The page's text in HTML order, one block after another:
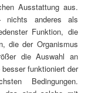
Ausstattung aus.
nichts anderes als
Funktion, die
die der Organismus
die Auswahl an
funktioniert der
Bedingungen.